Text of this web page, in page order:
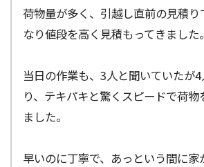
荷物量が多く、引越し直前の見積
なり値段を高く見積もってきました。
当日の作業も、3人と聞いていたが
り、テキパキと驚くスピードで荷
ました。
早いのに丁寧で、あっという間に